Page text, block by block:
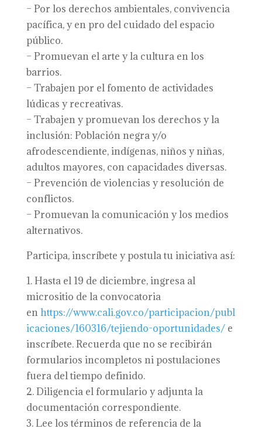
– Por los derechos ambientales, convivencia
pacífica, y en pro del cuidado del espacio
público.
– Promuevan el arte y la cultura en los
barrios.
– Trabajen por el fomento de actividades
lúdicas y recreativas.
– Trabajen y promuevan los derechos y la
inclusión: Población negra y/o
afrodescendiente, indígenas, niños y niñas,
adultos mayores, con capacidades diversas.
– Prevención de violencias y resolución de
conflictos.
– Promuevan la comunicación y los medios
alternativos.
Participa, inscríbete y postula tu iniciativa así:
1. Hasta el 19 de diciembre, ingresa al
micrositio de la convocatoria
enhttps://www.cali.gov.co/participacion/publ
icaciones/160316/tejiendo-oportunidades/e
inscríbete. Recuerda que no se recibirán
formularios incompletos ni postulaciones
fuera del tiempo definido.
2. Diligencia el formulario y adjunta la
documentación correspondiente.
3. Lee los términos de referencia de la